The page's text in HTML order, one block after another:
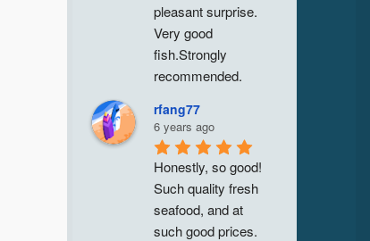
pleasant surprise.
Very good
fish.Strongly
recommended.
rfang77
6 years ago
Honestly, so good!
Such quality fresh
seafood, and at
such good prices.